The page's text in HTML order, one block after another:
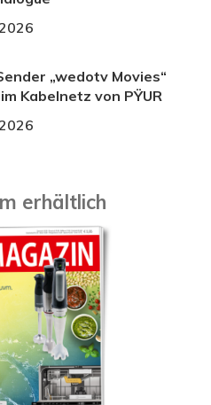
„wedotv Movies“
Kabelnetz von PŸUR
erhältlich